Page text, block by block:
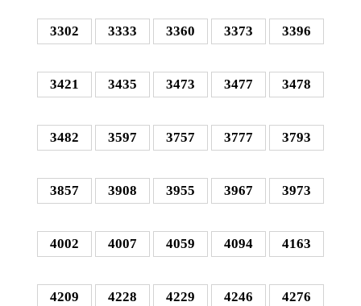
3302 3333 3360 3373 3396
3421 3435 3473 3477 3478
3482 3597 3757 3777 3793
3857 3908 3955 3967 3973
4002 4007 4059 4094 4163
4209 4228 4229 4246 4276